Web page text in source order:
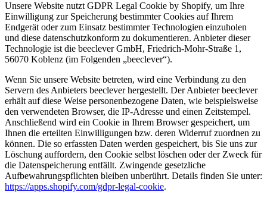
Unsere Website nutzt GDPR Legal Cookie by Shopify, um Ihre
Einwilligung zur Speicherung bestimmter Cookies auf Ihrem
Endgerät oder zum Einsatz bestimmter Technologien einzuholen
und diese datenschutzkonform zu dokumentieren. Anbieter dieser
Technologie ist die beeclever GmbH, Friedrich-Mohr-Straße 1,
56070 Koblenz (im Folgenden „beeclever“).
Wenn Sie unsere Website betreten, wird eine Verbindung zu den
Servern des Anbieters beeclever hergestellt. Der Anbieter beeclever
erhält auf diese Weise personenbezogene Daten, wie beispielsweise
den verwendeten Browser, die IP-Adresse und einen Zeitstempel.
Anschließend wird ein Cookie in Ihrem Browser gespeichert, um
Ihnen die erteilten Einwilligungen bzw. deren Widerruf zuordnen zu
können. Die so erfassten Daten werden gespeichert, bis Sie uns zur
Löschung auffordern, den Cookie selbst löschen oder der Zweck für
die Datenspeicherung entfällt. Zwingende gesetzliche
Aufbewahrungspflichten bleiben unberührt. Details finden Sie unter:
https://apps.shopify.com/gdpr-legal-cookie.